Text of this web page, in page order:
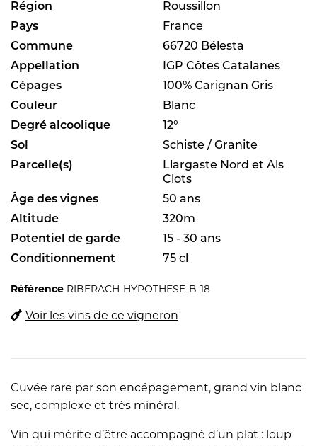
Région
Roussillon
Pays
France
Commune
66720 Bélesta
Appellation
IGP Côtes Catalanes
Cépages
100% Carignan Gris
Couleur
Blanc
Degré alcoolique
12°
Sol
Schiste / Granite
Parcelle(s)
Llargaste Nord et Als
Clots
Âge des vignes
50 ans
Altitude
320m
Potentiel de garde
15 - 30 ans
Conditionnement
75 cl
Référence RIBERACH-HYPOTHESE-B-18
Voir les vins de ce vigneron
Cuvée rare par son encépagement, grand vin blanc
sec, complexe et très minéral.
Vin qui mérite d’être accompagné d’un plat : loup